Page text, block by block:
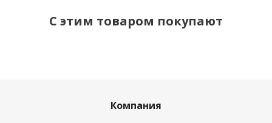
С этим товаром покупают
Компания